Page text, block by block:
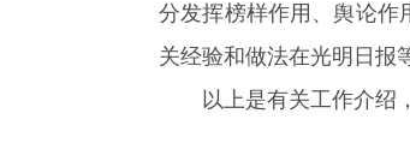
分发挥榜样作用、舆论作
关经验和做法在光明日报
以上是有关工作介绍